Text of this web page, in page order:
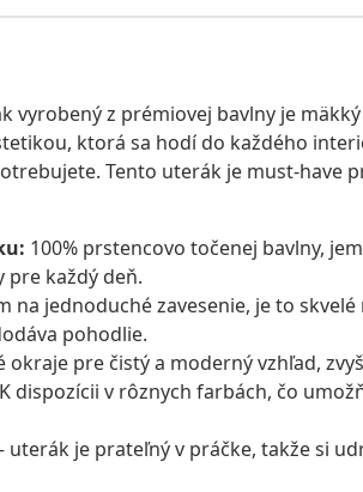
vyrobený z prémiovej bavlny je
ktorá sa hodí do každého
Tento uterák je must-have
100% prstencovo točenej bavlny,
pre každý deň.
na jednoduché zavesenie, je to
pohodlie.
okraje pre čistý a moderný vzhľad,
K dispozícii v rôznych farbách, čo
uterák je prateľný v práčke, takže si